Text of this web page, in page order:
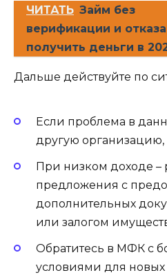
ЧИТАТЬ Займ без
верификации и
получить деньги в
Дальше действуйте по
Если проблема в
другую
При низком доходе –
предложения с
дополнительных
или залогом
Обратитесь в МФК с
условиями для новых